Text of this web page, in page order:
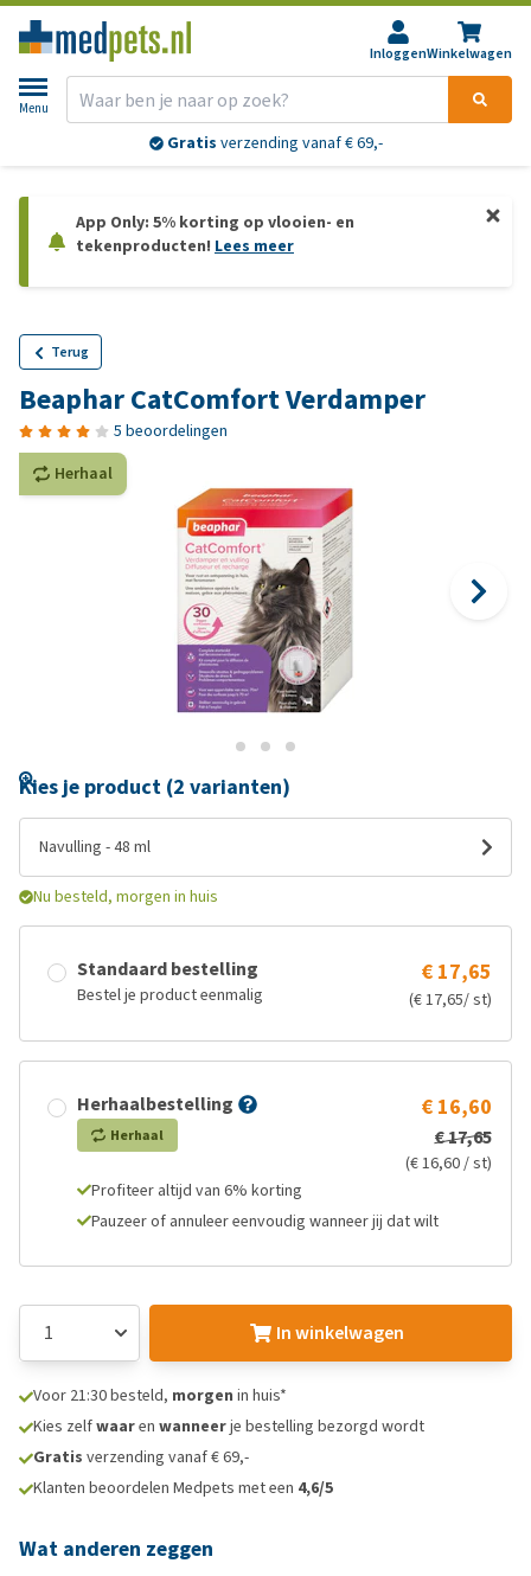
InloggenWinkelwagen
Menu
Gratis verzending vanaf € 69,-
App Only: 5% korting op vlooien- en
tekenproducten! Lees meer
Terug
Beaphar CatComfort Verdamper
5 beoordelingen
Herhaal
Kies je product (2 varianten)
Navulling - 48 ml
Nu besteld, morgen in huis
Standaard bestelling
Bestel je product eenmalig
€ 17,65
(€ 17,65/ st)
Herhaalbestelling
Herhaal
€ 16,60
€ 17,65
(€ 16,60 / st)
Profiteer altijd van 6% korting
Pauzeer of annuleer eenvoudig wanneer jij dat wilt
In winkelwagen
Voor 21:30 besteld, morgen in huis*
Kies zelfwaaren wanneerje bestelling bezorgd wordt
Gratis verzending vanaf € 69,-
Klanten beoordelen Medpets met een 4,6/5
Wat anderen zeggen